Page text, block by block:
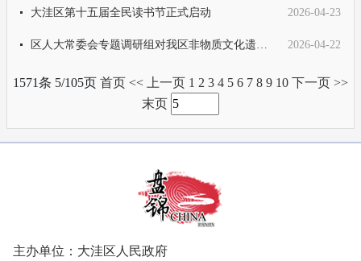
大洼区第十五届全民读书节正式启动 2026-04-23
2026-04-22
1571条 5/105页 首页 << 上一页 1 2 3 4 5 6 7 8 9 10 下一页 >>
末页
主办单位：大洼区人民政府